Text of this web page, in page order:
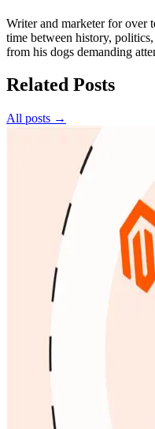
Writer and marketer for over
time between history,
from his dogs demanding
Related Posts
All posts →